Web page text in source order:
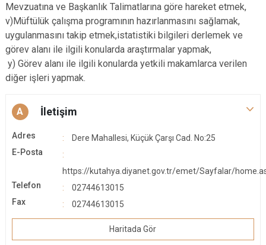
Mevzuatına ve Başkanlık Talimatlarına göre hareket etmek,
v)Müftülük çalışma programının hazırlanmasını sağlamak,
uygulanmasını takip etmek,istatistiki bilgileri derlemek ve
görev alanı ile ilgili konularda araştırmalar yapmak,
y) Görev alanı ile ilgili konularda yetkili makamlarca verilen
diğer işleri yapmak.
A İletişim
Adres
Dere Mahallesi, Küçük Çarşı Cad. No:25
E-Posta
https://kutahya.diyanet.gov.tr/emet/Sayfalar/
Telefon
02744613015
Fax
02744613015
Haritada Gör